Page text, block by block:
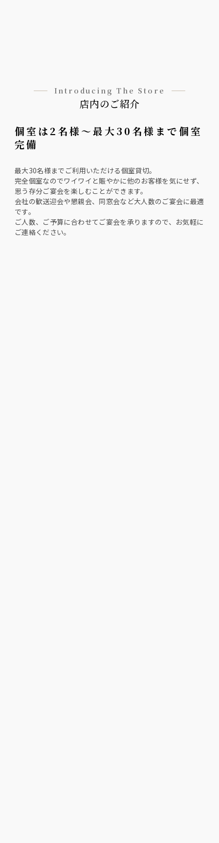
Introducing The Store
店内のご紹介
個室は2名様〜最大30名様まで個室
完備
最大30名様までご利用いただける個室貸切。
完全個室なのでワイワイと賑やかに他のお客様を気にせず、
思う存分ご宴会を楽しむことができます。
会社の歓送迎会や懇親会、同窓会など大人数のご宴会に最適
です。
ご人数、ご予算に合わせてご宴会を承りますので、お気軽に
ご連絡ください。